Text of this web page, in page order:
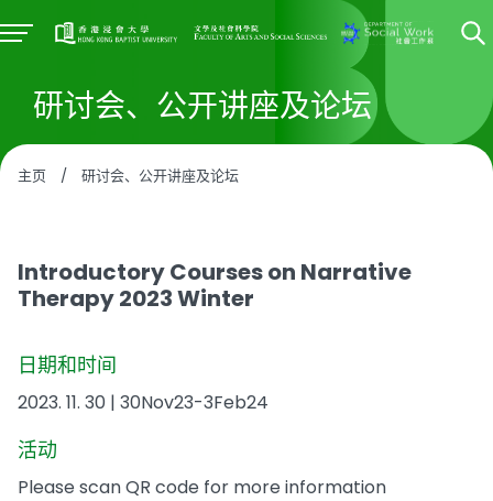
研讨会、公开讲座及论坛
主页 / 研讨会、公开讲座及论坛
Introductory Courses on Narrative
Therapy 2023 Winter
日期和时间
2023. 11. 30 | 30Nov23-3Feb24
活动
Please scan QR code for more information